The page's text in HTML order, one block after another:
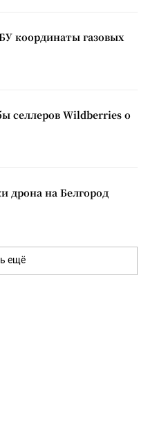
координаты газовых
селлеров Wildberries о
дрона на Белгород
ещё